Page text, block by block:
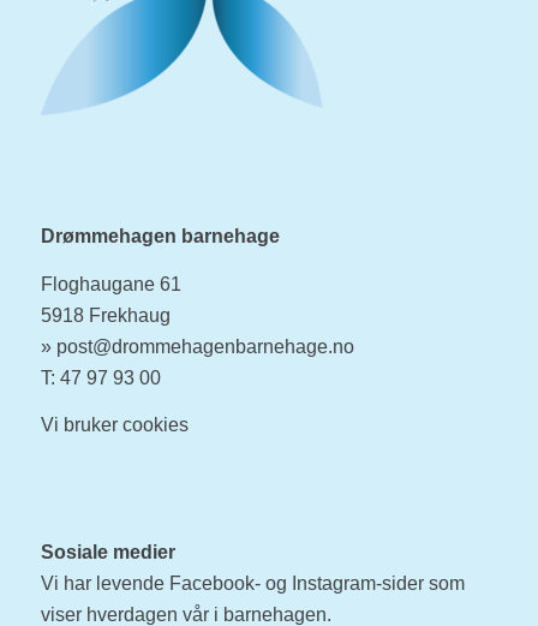
Drømmehagen barnehage
Floghaugane 61
5918 Frekhaug
» post@drommehagenbarnehage.no
T: 47 97 93 00
Vi bruker cookies
Sosiale medier
Vi har levende Facebook- og Instagram-sider som
viser hverdagen vår i barnehagen.